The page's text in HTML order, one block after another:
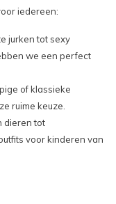
iedereen:
jurken tot sexy
we een perfect
of klassieke
ruime keuze.
dieren tot
voor kinderen van